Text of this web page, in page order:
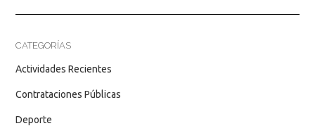
CATEGORÍAS
Actividades Recientes
Contrataciones Públicas
Deporte